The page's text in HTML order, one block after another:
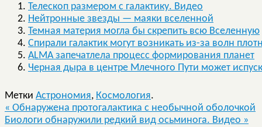
Телескоп размером с галактику. Видео
Нейтронные звезды — маяки вселенной
Темная материя могла бы скрепить всю Вселенную
Спирали галактик могут возникать из-за волн
ALMA запечатлела процесс формирования планет
Черная дыра в центре Млечного Пути может
Метки Астрономия, Космология.
« Обнаружена протогалактика с необычной оболочкой
Биологи обнаружили редкий вид осьминога. Видео »